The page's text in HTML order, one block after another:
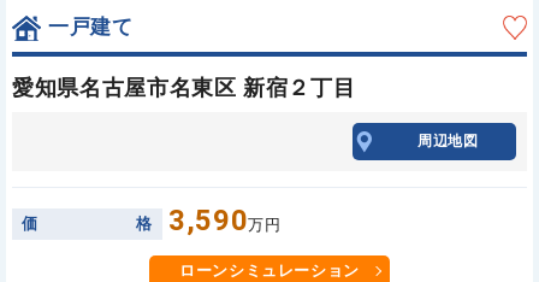
一戸建て
愛知県名古屋市名東区 新宿２丁目
周辺地図
価 格 3,590万円
ローンシミュレーション